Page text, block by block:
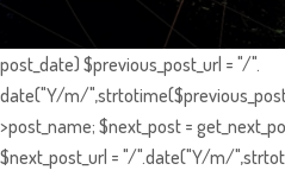
post_date) $previous_post_url = "/".
date("Y/m/
>post_name; $next_post =
$next_post_url = "/".date("Y/m/